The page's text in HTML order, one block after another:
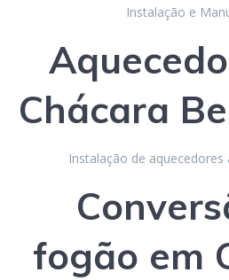
Instalação e
Chácara
Instalação de
fogão em